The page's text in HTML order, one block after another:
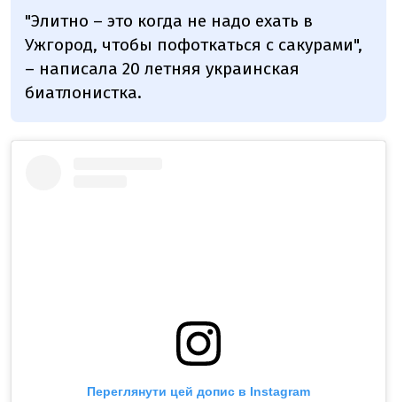
"Элитно – это когда не надо ехать в
Ужгород, чтобы пофоткаться с сакурами",
– написала 20 летняя украинская
биатлонистка.
Переглянути цей допис в Instagram